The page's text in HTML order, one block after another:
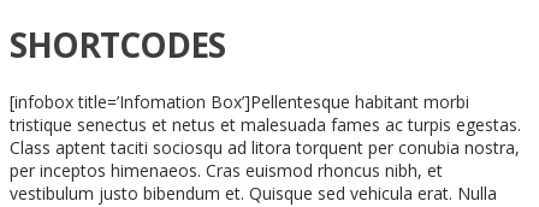
SHORTCODES
[infobox title=’Infomation Box’]Pellentesque habitant morbi
tristique senectus et netus et malesuada fames ac turpis egestas.
Class aptent taciti sociosqu ad litora torquent per conubia nostra,
per inceptos himenaeos. Cras euismod rhoncus nibh, et
vestibulum justo bibendum et. Quisque sed vehicula erat. Nulla